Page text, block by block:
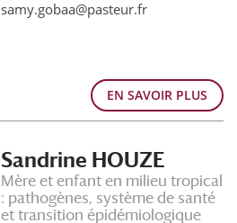
samy.gobaa@pasteur.fr
EN SAVOIR PLUS
Sandrine HOUZE
Mère et enfant en milieu tropical
: pathogènes, système de santé
et transition épidémiologique